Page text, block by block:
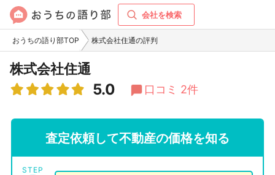
会社を検索
おうちの語り部TOP 株式会社住通の評判
株式会社住通
5.0 口コミ 2件
査定依頼して不動産の価格を知る
STEP